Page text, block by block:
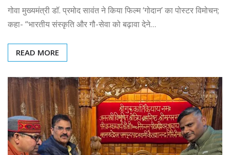
गोवा मुख्यमंत्री डॉ. प्रमोद सावंत ने किया फिल्म ‘गोदान’ का पोस्टर विमोचन;
कहा- “भारतीय संस्कृति और गौ-सेवा को बढ़ावा देने…
READ MORE